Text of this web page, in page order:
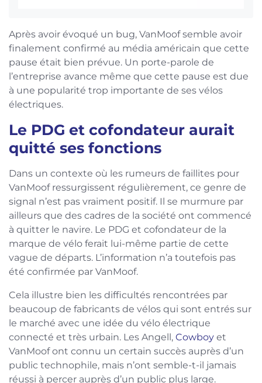
Après avoir évoqué un bug, VanMoof semble avoir
finalement confirmé au média américain que cette
pause était bien prévue. Un porte-parole de
l’entreprise avance même que cette pause est due
à une popularité trop importante de ses vélos
électriques.
Le PDG et cofondateur aurait
quitté ses fonctions
Dans un contexte où les rumeurs de faillites pour
VanMoof ressurgissent régulièrement, ce genre de
signal n’est pas vraiment positif. Il se murmure par
ailleurs que des cadres de la société ont commencé
à quitter le navire. Le PDG et cofondateur de la
marque de vélo ferait lui-même partie de cette
vague de départs. L’information n’a toutefois pas
été confirmée par VanMoof.
Cela illustre bien les difficultés rencontrées par
beaucoup de fabricants de vélos qui sont entrés sur
le marché avec une idée du vélo électrique
connecté et très urbain. Les Angell, Cowboy et
VanMoof ont connu un certain succès auprès d’un
public technophile, mais n’ont semble-t-il jamais
réussi à percer auprès d’un public plus large.